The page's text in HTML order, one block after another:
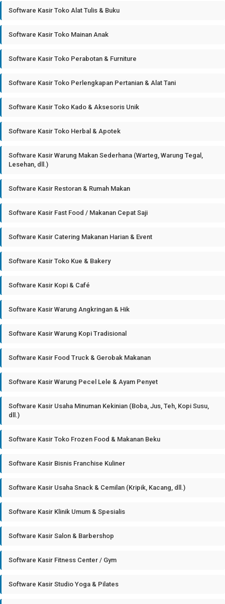
Software Kasir Toko Alat Tulis & Buku
Software Kasir Toko Mainan Anak
Software Kasir Toko Perabotan & Furniture
Software Kasir Toko Perlengkapan Pertanian & Alat Tani
Software Kasir Toko Kado & Aksesoris Unik
Software Kasir Toko Herbal & Apotek
Software Kasir Warung Makan Sederhana (Warteg, Warung Tegal,
Lesehan, dll.)
Software Kasir Restoran & Rumah Makan
Software Kasir Fast Food / Makanan Cepat Saji
Software Kasir Catering Makanan Harian & Event
Software Kasir Toko Kue & Bakery
Software Kasir Kopi & Café
Software Kasir Warung Angkringan & Hik
Software Kasir Warung Kopi Tradisional
Software Kasir Food Truck & Gerobak Makanan
Software Kasir Warung Pecel Lele & Ayam Penyet
Software Kasir Usaha Minuman Kekinian (Boba, Jus, Teh, Kopi Susu,
dll.)
Software Kasir Toko Frozen Food & Makanan Beku
Software Kasir Bisnis Franchise Kuliner
Software Kasir Usaha Snack & Cemilan (Kripik, Kacang, dll.)
Software Kasir Klinik Umum & Spesialis
Software Kasir Salon & Barbershop
Software Kasir Fitness Center / Gym
Software Kasir Studio Yoga & Pilates